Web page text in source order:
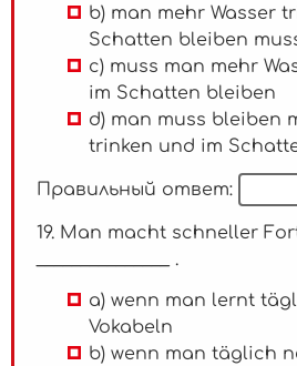
b) man mehr Wasser
Schatten bleiben
c) muss man mehr
im Schatten bleiben
d) man muss bleiben
trinken und im
Правильный ответ:
19. Man macht schneller
_______________ .
a) wenn man lernt
Vokabeln
b) wenn man täglich